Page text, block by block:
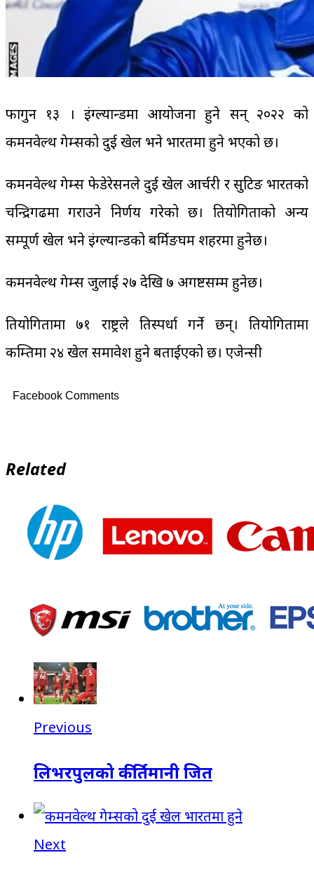
फागुन १३ । इंग्ल्यान्डमा आयोजना हुने सन् २०२२ को
कमनवेल्थ गेम्सको दुई खेल भने भारतमा हुने भएको छ।
कमनवेल्थ गेम्स फेडेरेसनले दुई खेल आर्चरी र सुटिङ भारतको
चन्द्रिगढमा गराउने निर्णय गरेको छ। प्रतियोगिताको अन्य
सम्पूर्ण खेल भने इंग्ल्यान्डको बर्मिङघम शहरमा हुनेछ।
कमनवेल्थ गेम्स जुलाई २७ देखि ७ अगष्टसम्म हुनेछ।
प्रतियोगितामा ७१ राष्ट्रले प्रतिस्पर्धा गर्ने छन्। प्रतियोगितामा
कम्तिमा २४ खेल समावेश हुने बताईएको छ। एजेन्सी
Facebook Comments
Related
Previous
लिभरपुलको कीर्तिमानी जित
Next